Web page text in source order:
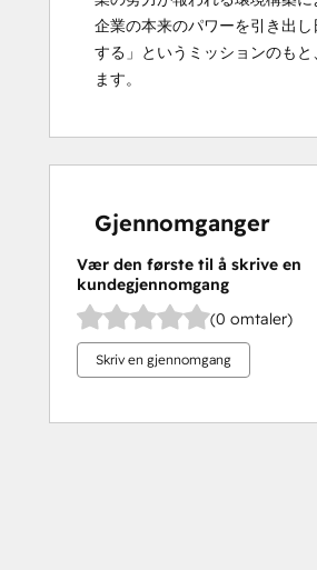
企業の本来のパワーを引き出
する」というミッションのも
ます。
Gjennomganger
Vær den første til å skrive en
kundegjennomgang
(0 omtaler)
Skriv en gjennomgang